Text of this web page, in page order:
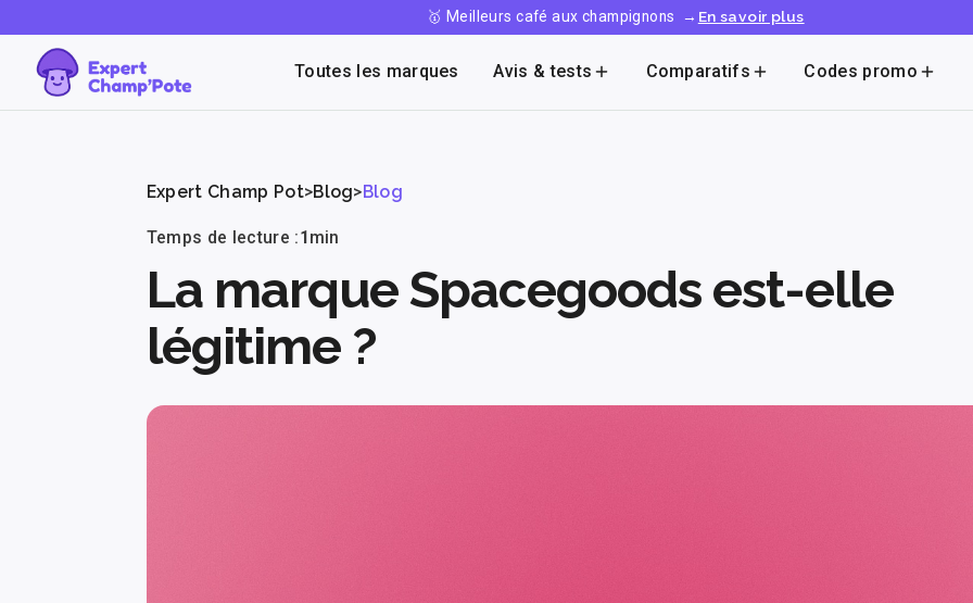
🥇 Meilleurs café aux champignons → En savoir plus
Toutes les marques Avis & tests Comparatifs Codes promo
Expert Champ Pot>Blog>Blog
Temps de lecture :1min
La marque Spacegoods est-elle
légitime ?